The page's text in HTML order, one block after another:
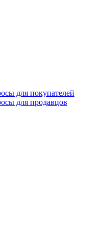
для покупателей
для продавцов